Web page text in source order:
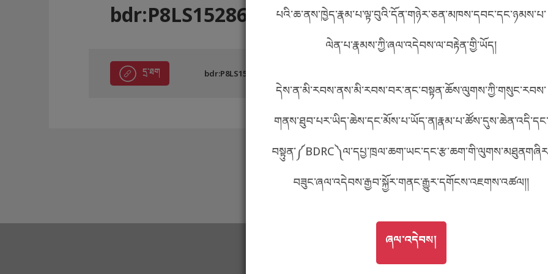
བོད་ཡིག
English
ភាសាខ្មែរ
པའི་ཆ་ནས་ཁྱེད་རྣམ་པ་ལྟ་བུའི་དོན་གཉེར་ཅན་མཁས་དབང་དང་ཉམས་པ་
ལེན་པ་རྣམས་ཀྱི་ཞལ་འདེབས་ལ་བརྟེན་གྱི་ཡོད།
དེས་ན་མི་རབས་ནས་མི་རབས་བར་ནང་བསྟན་ཆོས་ལུགས་ཀྱི་གསུང་རབས་
གནས་ཐུབ་པར་ཡིད་ཆེས་དང་མོས་པ་ཡོད་ན།རྣམ་པ་ཚོས་དུས་ཆེན་འདི་དང་
བཟུང་ཞལ་འདེབས་རྒྱབ་སྐྱོར་གནང་རྒྱུར་དགོངས་འཇགས་འཚལ།།
GO TOཞལ་འདེབས།
ཞལ་འདེབས།
bdr:P8LS15286
དྲ་ཐག bdr:P8LS15286